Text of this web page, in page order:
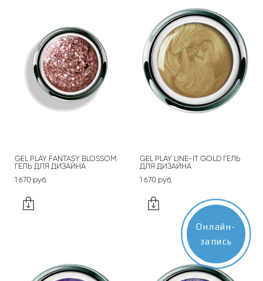
GEL PLAY FANTASY BLOSSOM
ГЕЛЬ ДЛЯ ДИЗАЙНА
1 670 pуб.
GEL PLAY LINE-IT GOLD ГЕЛЬ
ДЛЯ ДИЗАЙНА
1 670 pуб.
Онлайн-
запись